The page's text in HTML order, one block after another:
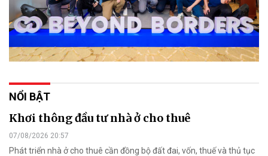
NỔI BẬT
Khơi thông đầu tư nhà ở cho thuê
07/08/2026 20:57
Phát triển nhà ở cho thuê cần đồng bộ đất đai, vốn, thuế và thủ tục